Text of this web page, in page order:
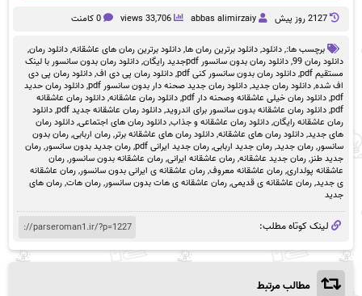
2127 روز پيش abbas alimirzaiy
33,706 views 0 کامنت
برچسب ها:,دانلود,دانلود برترین رمان ها,دانلود برترین رمان های عاشقانه,دانلود رمان,
دانلود رمان 99
,دانلود رمان بدون سانسور pdfجدید رایگان ,دانلود رمان بدون سانسور با لینک
مستقیم pdf
,دانلود رمان بدون سانسور کنی pdf ,دانلود رمان پی دی اف,دانلود رمان پی دی
اف شده,دانلود رمان جدید,دانلود رمان جدید صحنه دار بدون سانسور pdf ,دانلود رمان حدید
pdf
,دانلود رمان خیلی عاشقانه وصحنه دار pdf ,دانلود رمان عاشقانه,دانلود رمان عاشقانه
pdf
,دانلود رمان عاشقانه بدون سانسور برای اندروید,دانلود رمان عاشقانه جدید pdf ,دانلود
رمان عاشقانه رایگان,دانلود رمان عاشقانه و جذاب,دانلود رمان های اجتماعی,دانلود رمان
های جدید,دانلود رمان های عاشقانه,دانلود رمان های عاشقانه برتر,رمان اربابی,رمان بدون
سانسور,رمان جدید,رمان جدید اربابی,رمان جدید ایرانی pdf ,رمان جدید بدون سانسور,رمان
جدید طنز,رمان جدید عاشقانه,رمان عاشقانه ایرانی,رمان عاشقانه بدون سانسور,رمان
عاشقانه پولداری,رمان عاشقانه معروف,رمان عاشقانه ی ایرانی بدون سانسور,رمان عاشقانه
ی جدید,رمان عاشقانه ی قدیمی,رمان عاشقانه ی هات بدون سانسور,رمان هات,رمان های
جدید
لینک کوتاه مطلب:
مطالب مرتبط